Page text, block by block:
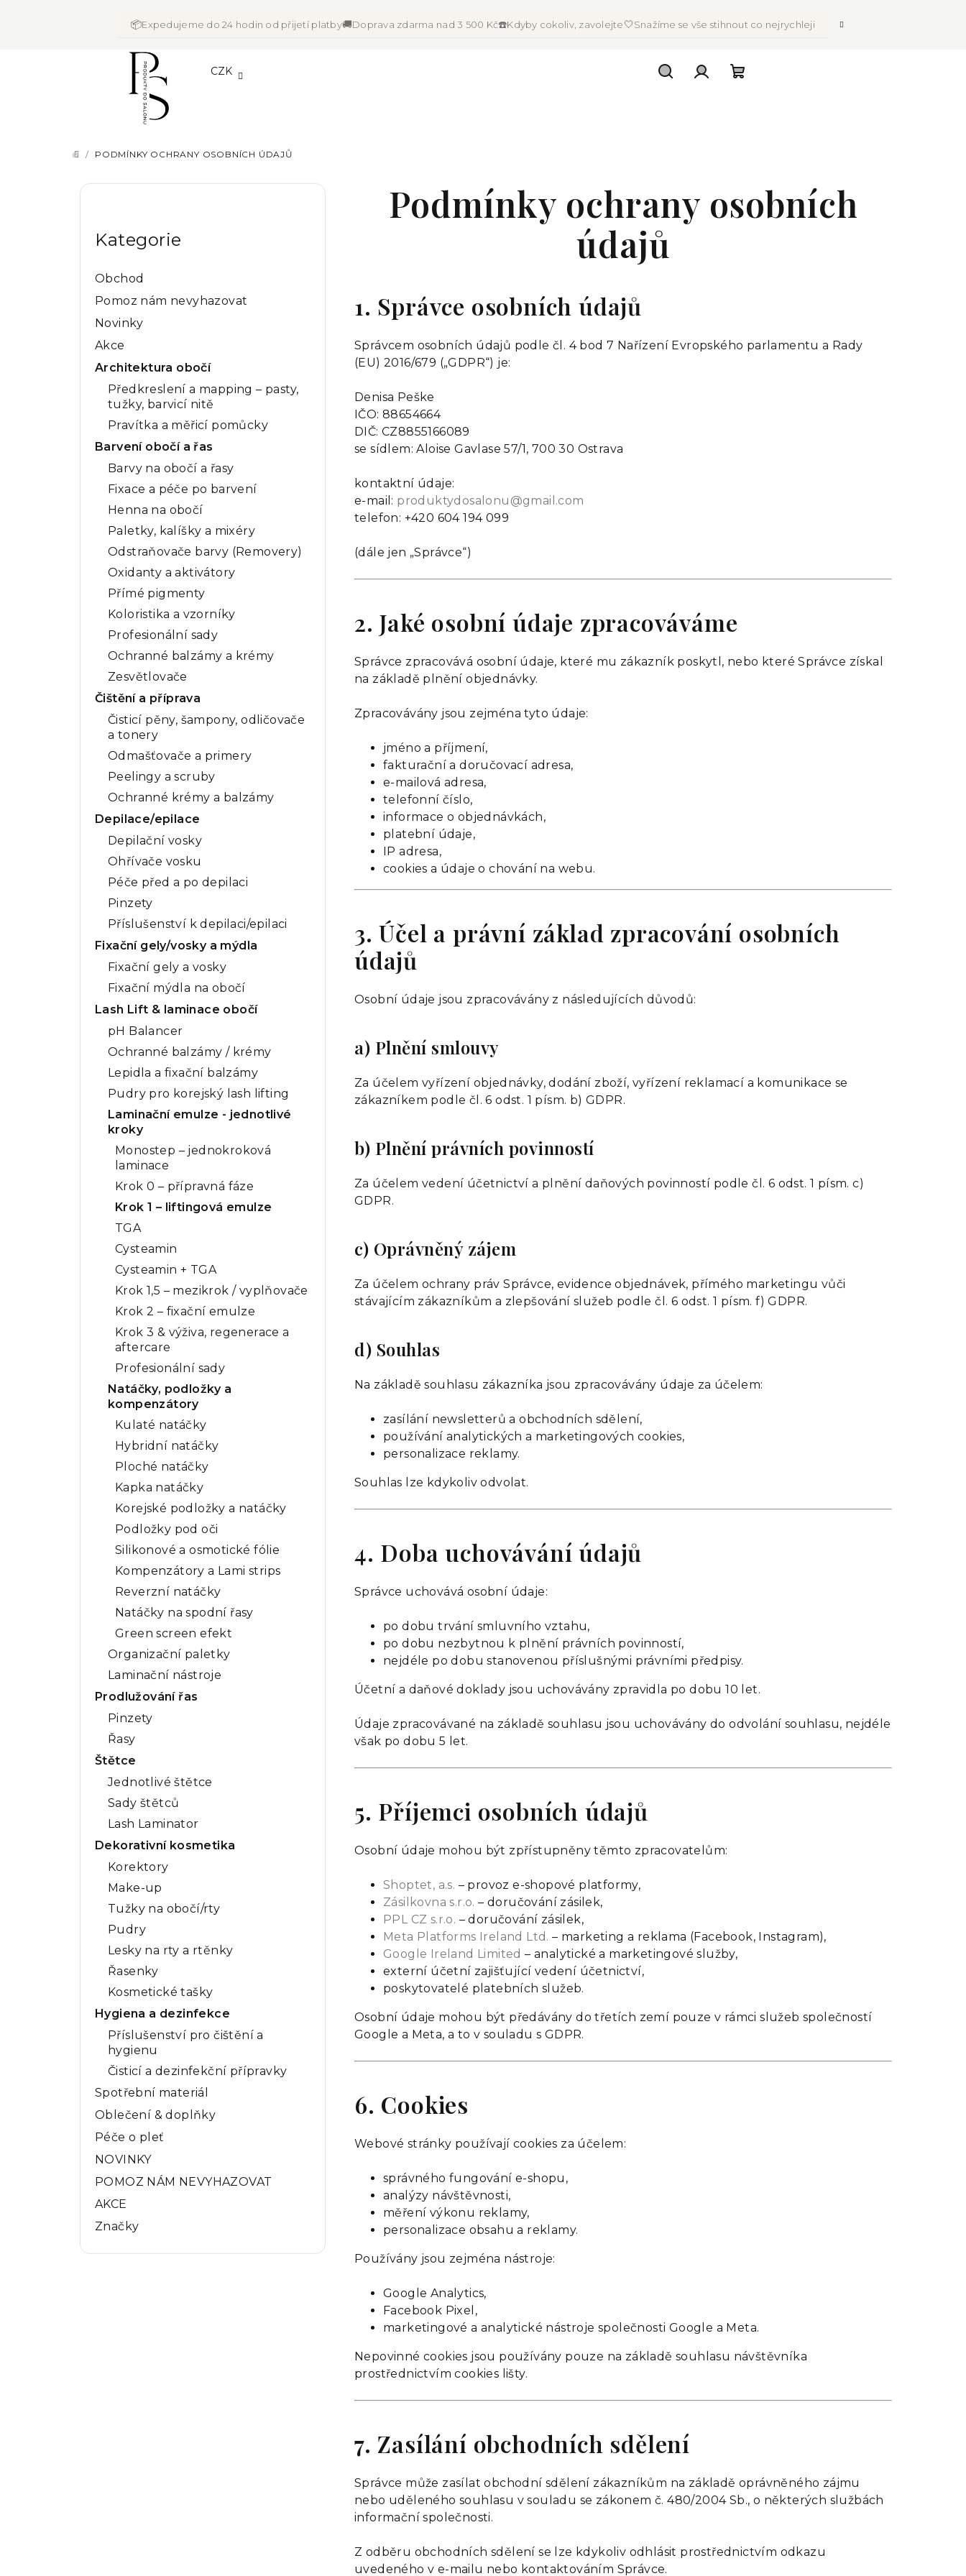
📦Expedujeme do 24 hodin od přijetí platby🚚Doprava zdarma nad 3 500 Kč☎️Kdyby cokoliv, zavolejte🤍Snažíme se vše stihnout co nejrychleji
CZK
DOMŮ
/ PODMÍNKY OCHRANY OSOBNÍCH ÚDAJŮ
Kategorie
Obchod
Pomoz nám nevyhazovat
Novinky
Akce
Architektura obočí
Předkreslení a mapping – pasty,
tužky, barvicí nitě
Pravítka a měřicí pomůcky
Barvení obočí a řas
Barvy na obočí a řasy
Fixace a péče po barvení
Henna na obočí
Paletky, kalíšky a mixéry
Odstraňovače barvy (Removery)
Oxidanty a aktivátory
Přímé pigmenty
Koloristika a vzorníky
Profesionální sady
Ochranné balzámy a krémy
Zesvětlovače
Čištění a příprava
Čisticí pěny, šampony, odličovače
a tonery
Odmašťovače a primery
Peelingy a scruby
Ochranné krémy a balzámy
Depilace/epilace
Depilační vosky
Ohřívače vosku
Péče před a po depilaci
Pinzety
Příslušenství k depilaci/epilaci
Fixační gely/vosky a mýdla
Fixační gely a vosky
Fixační mýdla na obočí
Lash Lift & laminace obočí
pH Balancer
Ochranné balzámy / krémy
Lepidla a fixační balzámy
Pudry pro korejský lash lifting
Laminační emulze - jednotlivé
kroky
Monostep – jednokroková
laminace
Krok 0 – přípravná fáze
Krok 1 – liftingová emulze
TGA
Cysteamin
Cysteamin + TGA
Krok 1,5 – mezikrok / vyplňovače
Krok 2 – fixační emulze
Krok 3 & výživa, regenerace a
aftercare
Profesionální sady
Natáčky, podložky a
kompenzátory
Kulaté natáčky
Hybridní natáčky
Ploché natáčky
Kapka natáčky
Korejské podložky a natáčky
Podložky pod oči
Silikonové a osmotické fólie
Kompenzátory a Lami strips
Reverzní natáčky
Natáčky na spodní řasy
Green screen efekt
Organizační paletky
Laminační nástroje
Prodlužování řas
Pinzety
Řasy
Štětce
Jednotlivé štětce
Sady štětců
Lash Laminator
Dekorativní kosmetika
Korektory
Make-up
Tužky na obočí/rty
Pudry
Lesky na rty a rtěnky
Řasenky
Kosmetické tašky
Hygiena a dezinfekce
Příslušenství pro čištění a
hygienu
Čisticí a dezinfekční přípravky
Spotřební materiál
Oblečení & doplňky
Péče o pleť
NOVINKY
POMOZ NÁM NEVYHAZOVAT
AKCE
Značky
Podmínky ochrany osobních
údajů
1. Správce osobních údajů
Správcem osobních údajů podle čl. 4 bod 7 Nařízení Evropského parlamentu a Rady
(EU) 2016/679 („GDPR“) je:
Denisa Peške
IČO: 88654664
DIČ: CZ8855166089
se sídlem: Aloise Gavlase 57/1, 700 30 Ostrava
kontaktní údaje:
e-mail: produktydosalonu@gmail.com
telefon: +420 604 194 099
(dále jen „Správce“)
2. Jaké osobní údaje zpracováváme
Správce zpracovává osobní údaje, které mu zákazník poskytl, nebo které Správce získal
na základě plnění objednávky.
Zpracovávány jsou zejména tyto údaje:
jméno a příjmení,
fakturační a doručovací adresa,
e-mailová adresa,
telefonní číslo,
informace o objednávkách,
platební údaje,
IP adresa,
cookies a údaje o chování na webu.
3. Účel a právní základ zpracování osobních
údajů
Osobní údaje jsou zpracovávány z následujících důvodů:
a) Plnění smlouvy
Za účelem vyřízení objednávky, dodání zboží, vyřízení reklamací a komunikace se
zákazníkem podle čl. 6 odst. 1 písm. b) GDPR.
b) Plnění právních povinností
Za účelem vedení účetnictví a plnění daňových povinností podle čl. 6 odst. 1 písm. c)
GDPR.
c) Oprávněný zájem
Za účelem ochrany práv Správce, evidence objednávek, přímého marketingu vůči
stávajícím zákazníkům a zlepšování služeb podle čl. 6 odst. 1 písm. f) GDPR.
d) Souhlas
Na základě souhlasu zákazníka jsou zpracovávány údaje za účelem:
zasílání newsletterů a obchodních sdělení,
používání analytických a marketingových cookies,
personalizace reklamy.
Souhlas lze kdykoliv odvolat.
4. Doba uchovávání údajů
Správce uchovává osobní údaje:
po dobu trvání smluvního vztahu,
po dobu nezbytnou k plnění právních povinností,
nejdéle po dobu stanovenou příslušnými právními předpisy.
Účetní a daňové doklady jsou uchovávány zpravidla po dobu 10 let.
Údaje zpracovávané na základě souhlasu jsou uchovávány do odvolání souhlasu, nejdéle
však po dobu 5 let.
5. Příjemci osobních údajů
Osobní údaje mohou být zpřístupněny těmto zpracovatelům:
Shoptet, a.s. – provoz e-shopové platformy,
Zásilkovna s.r.o. – doručování zásilek,
PPL CZ s.r.o. – doručování zásilek,
Meta Platforms Ireland Ltd. – marketing a reklama (Facebook, Instagram),
Google Ireland Limited – analytické a marketingové služby,
externí účetní zajišťující vedení účetnictví,
poskytovatelé platebních služeb.
Osobní údaje mohou být předávány do třetích zemí pouze v rámci služeb společností
Google a Meta, a to v souladu s GDPR.
6. Cookies
Webové stránky používají cookies za účelem:
správného fungování e-shopu,
analýzy návštěvnosti,
měření výkonu reklamy,
personalizace obsahu a reklamy.
Používány jsou zejména nástroje:
Google Analytics,
Facebook Pixel,
marketingové a analytické nástroje společnosti Google a Meta.
Nepovinné cookies jsou používány pouze na základě souhlasu návštěvníka
prostřednictvím cookies lišty.
7. Zasílání obchodních sdělení
Správce může zasílat obchodní sdělení zákazníkům na základě oprávněného zájmu
nebo uděleného souhlasu v souladu se zákonem č. 480/2004 Sb., o některých službách
informační společnosti.
Z odběru obchodních sdělení se lze kdykoliv odhlásit prostřednictvím odkazu
uvedeného v e-mailu nebo kontaktováním Správce.